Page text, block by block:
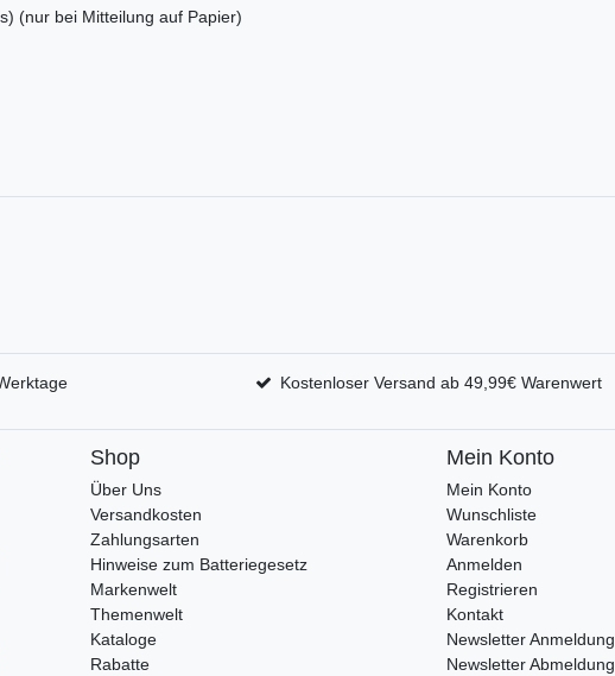
(nur bei Mitteilung auf Papier)
Kostenloser Versand ab 49,99€ Warenwert
Shop
Über Uns
Versandkosten
Zahlungsarten
Hinweise zum Batteriegesetz
Markenwelt
Themenwelt
Kataloge
Rabatte
Mein Konto
Mein Konto
Wunschliste
Warenkorb
Anmelden
Registrieren
Kontakt
Newsletter Anmeldung
Newsletter Abmeldung